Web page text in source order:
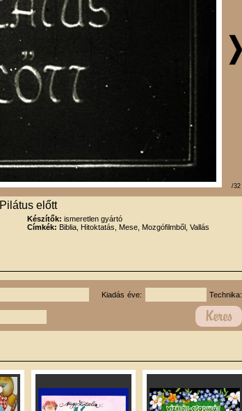
/32
Pilátus előtt
Készítők: ismeretlen gyártó
Címkék: Biblia, Hitoktatás, Mese, Mozgófilmből, Vallás
Kiadás éve: Technika: